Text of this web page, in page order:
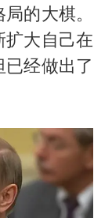
的大棋。
大自己在
经做出了